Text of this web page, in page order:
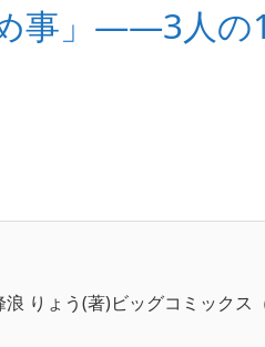
事」――3人の
りょう(著)ビッグコミックス